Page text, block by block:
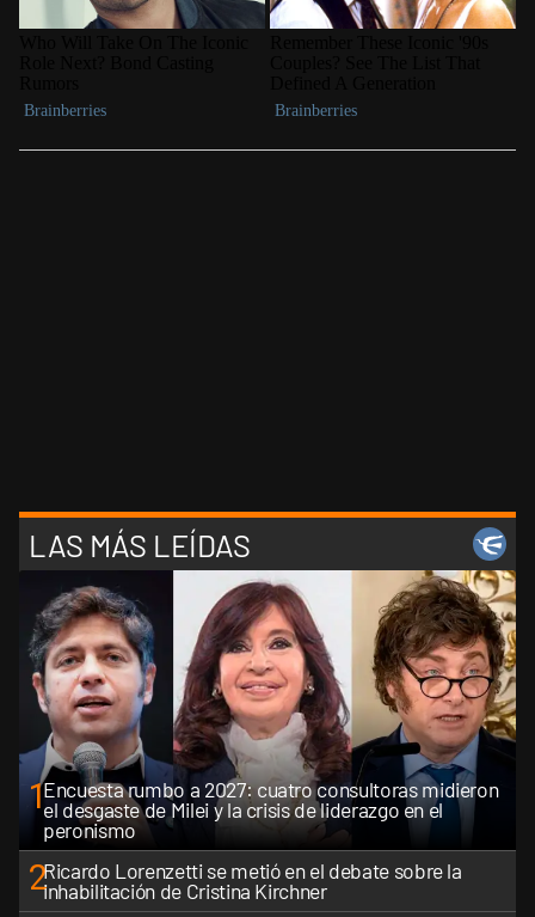
LAS MÁS LEÍDAS
1Encuesta rumbo a 2027: cuatro consultoras midieron
el desgaste de Milei y la crisis de liderazgo en el
peronismo
2Ricardo Lorenzetti se metió en el debate sobre la
inhabilitación de Cristina Kirchner